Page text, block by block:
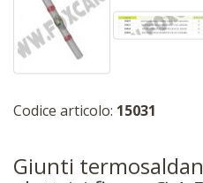
Codice articolo: 15031
Giunti